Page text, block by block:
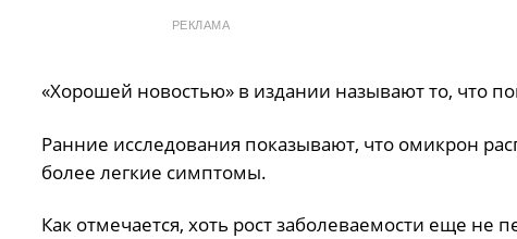
РЕКЛАМА
«Хорошей новостью» в издании называют то, что
Ранние исследования показывают, что омикрон
более легкие симптомы.
Как отмечается, хоть рост заболеваемости еще